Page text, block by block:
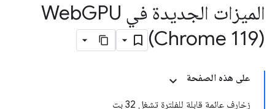
الميزات الجديدة في Web GPU
(Chrome 119)
على هذه الصفحة
زخارف عائمة قابلة للفلترة تشغل 32 بت